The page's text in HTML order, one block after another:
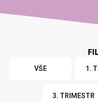
VŠE 1.
3. TRIMESTR